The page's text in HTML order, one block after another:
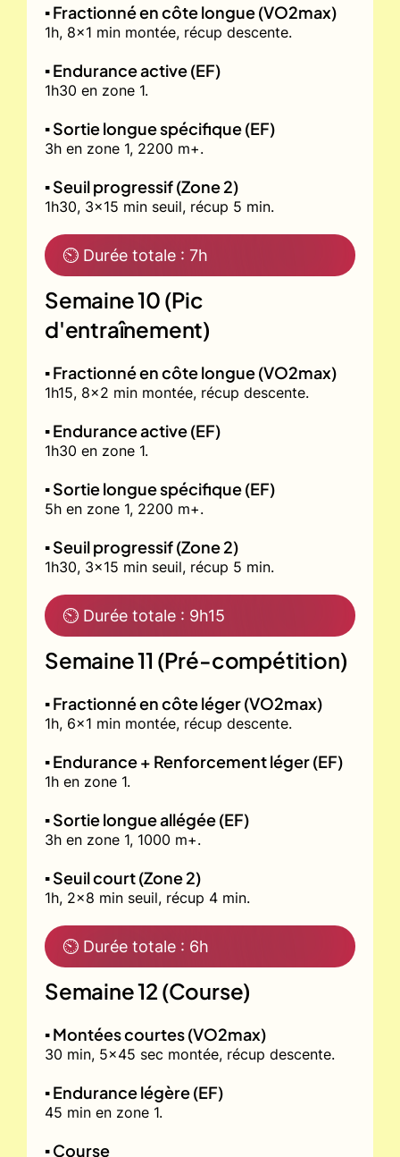
▪️ Fractionné en côte longue (VO2max)
1h, 8x1 min montée, récup descente.
▪️ Endurance active (EF)
1h30 en zone 1.
▪️ Sortie longue spécifique (EF)
3h en zone 1, 2200 m+.
▪️ Seuil progressif (Zone 2)
1h30, 3x15 min seuil, récup 5 min.
⏲ Durée totale : 7h
Semaine 10 (Pic
d'entraînement)
▪️ Fractionné en côte longue (VO2max)
1h15, 8x2 min montée, récup descente.
▪️ Endurance active (EF)
1h30 en zone 1.
▪️ Sortie longue spécifique (EF)
5h en zone 1, 2200 m+.
▪️ Seuil progressif (Zone 2)
1h30, 3x15 min seuil, récup 5 min.
⏲ Durée totale : 9h15
Semaine 11 (Pré-compétition)
▪️ Fractionné en côte léger (VO2max)
1h, 6x1 min montée, récup descente.
▪️ Endurance + Renforcement léger (EF)
1h en zone 1.
▪️ Sortie longue allégée (EF)
3h en zone 1, 1000 m+.
▪️ Seuil court (Zone 2)
1h, 2x8 min seuil, récup 4 min.
⏲ Durée totale : 6h
Semaine 12 (Course)
▪️ Montées courtes (VO2max)
30 min, 5x45 sec montée, récup descente.
▪️ Endurance légère (EF)
45 min en zone 1.
▪️ Course